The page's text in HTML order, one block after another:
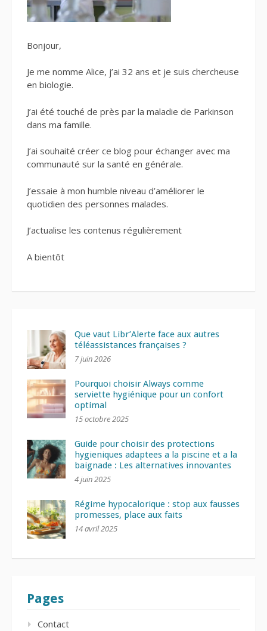
Bonjour,
Je me nomme Alice, j’ai 32 ans et je suis chercheuse
en biologie.
J’ai été touché de près par la maladie de Parkinson
dans ma famille.
J’ai souhaité créer ce blog pour échanger avec ma
communauté sur la santé en générale.
J’essaie à mon humble niveau d’améliorer le
quotidien des personnes malades.
J’actualise les contenus régulièrement
A bientôt
Que vaut Libr’Alerte face aux autres
téléassistances françaises ?
7 juin 2026
Pourquoi choisir Always comme
serviette hygiénique pour un confort
optimal
15 octobre 2025
Guide pour choisir des protections
hygieniques adaptees a la piscine et a la
baignade : Les alternatives innovantes
4 juin 2025
Régime hypocalorique : stop aux fausses
promesses, place aux faits
14 avril 2025
Pages
Contact